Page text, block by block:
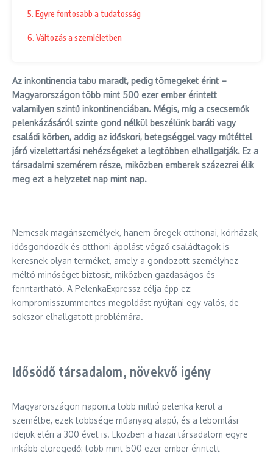
5. Egyre fontosabb a tudatosság
6. Változás a szemléletben
Az inkontinencia tabu maradt, pedig tömegeket érint –
Magyarországon több mint 500 ezer ember érintett
valamilyen szintű inkontinenciában. Mégis, míg a csecsemők
pelenkázásáról szinte gond nélkül beszélünk baráti vagy
családi körben, addig az időskori, betegséggel vagy műtéttel
járó vizelettartási nehézségeket a legtöbben elhallgatják. Ez a
társadalmi szemérem része, miközben emberek százezrei élik
meg ezt a helyzetet nap mint nap.
Nemcsak magánszemélyek, hanem öregek otthonai, kórházak,
idősgondozók és otthoni ápolást végző családtagok is
keresnek olyan terméket, amely a gondozott személyhez
méltó minőséget biztosít, miközben gazdaságos és
fenntartható. A PelenkaExpressz célja épp ez:
kompromisszummentes megoldást nyújtani egy valós, de
sokszor elhallgatott problémára.
Idősödő társadalom, növekvő igény
Magyarországon naponta több millió pelenka kerül a
szemétbe, ezek többsége műanyag alapú, és a lebomlási
idejük eléri a 300 évet is. Eközben a hazai társadalom egyre
inkább elöregedő: több mint 500 ezer ember érintett